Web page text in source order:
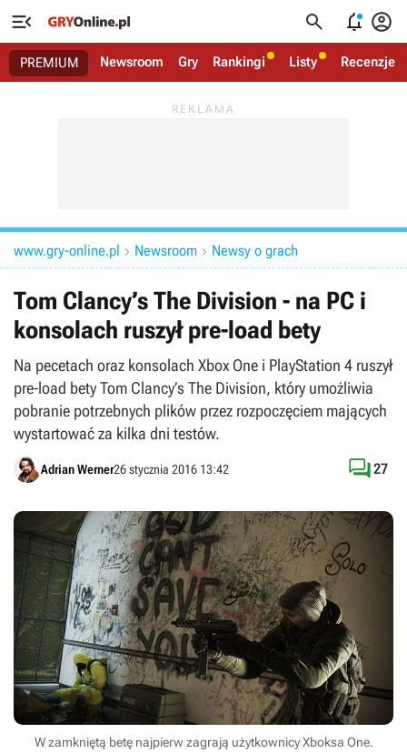
   
PREMIUM Newsroom Gry Rankingi Listy Recenzje
www.gry-online.pl  Newsroom  Newsy o grach
Tom Clancy’s The Division - na PC i
konsolach ruszył pre-load bety
Na pecetach oraz konsolach Xbox One i PlayStation 4 ruszył
pre-load bety Tom Clancy’s The Division, który umożliwia
pobranie potrzebnych plików przez rozpoczęciem mających
wystartować za kilka dni testów.
Adrian Werner26 stycznia 2016 13:42 27
W zamkniętą betę najpierw zagrają użytkownicy Xboksa One.